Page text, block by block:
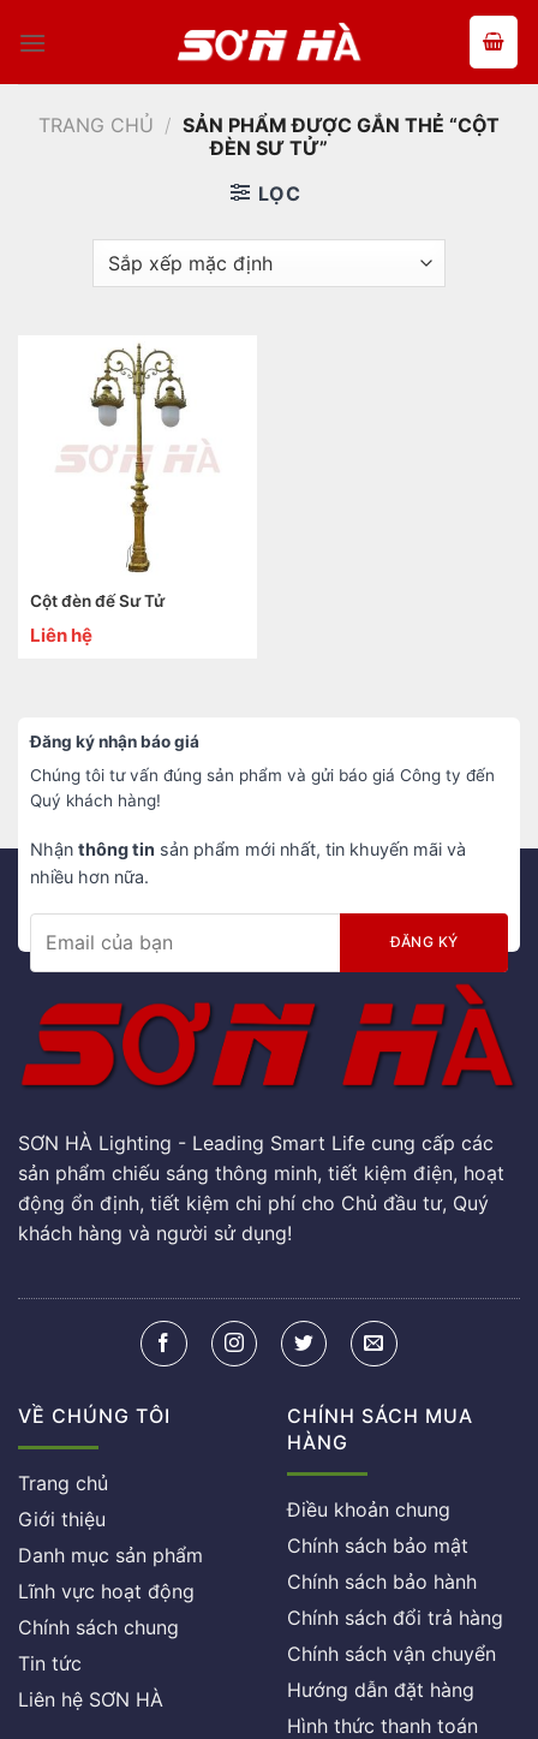
qua
TRANG CHỦ / SẢN PHẨM ĐƯỢC GẮN THẺ “CỘT
ĐÈN SƯ TỬ”
LỌC
Cột đèn đế Sư Tử
Liên hệ
Đăng ký nhận báo giá
Chúng tôi tư vấn đúng sản phẩm và gửi báo giá Công ty đến
Quý khách hàng!
Nhận thông tin sản phẩm mới nhất, tin khuyến mãi và
nhiều hơn nữa.
SƠN HÀ Lighting - Leading Smart Life cung cấp các
sản phẩm chiếu sáng thông minh, tiết kiệm điện, hoạt
động ổn định, tiết kiệm chi phí cho Chủ đầu tư, Quý
khách hàng và người sử dụng!
VỀ CHÚNG TÔI
Trang chủ
Giới thiệu
Danh mục sản phẩm
Lĩnh vực hoạt động
Chính sách chung
Tin tức
Liên hệ SƠN HÀ
CHÍNH SÁCH MUA
HÀNG
Điều khoản chung
Chính sách bảo mật
Chính sách bảo hành
Chính sách đổi trả hàng
Chính sách vận chuyển
Hướng dẫn đặt hàng
Hình thức thanh toán